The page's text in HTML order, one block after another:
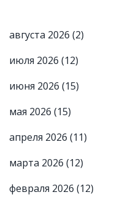
августа 2026 (2)
июля 2026 (12)
июня 2026 (15)
мая 2026 (15)
апреля 2026 (11)
марта 2026 (12)
февраля 2026 (12)